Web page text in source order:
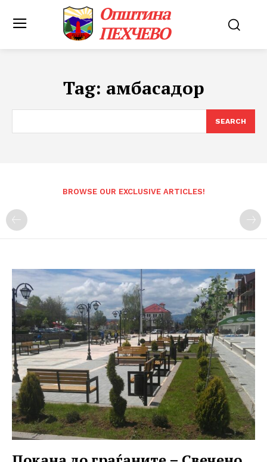
Општина
ПЕХЧЕВО
Tag: амбасадор
SEARCH
BROWSE OUR EXCLUSIVE ARTICLES!